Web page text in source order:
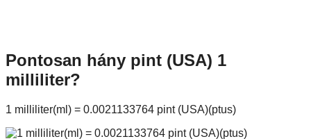
Pontosan hány pint (USA) 1
milliliter?
1 milliliter(ml) = 0.0021133764 pint (USA)(ptus)